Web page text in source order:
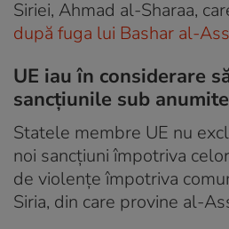
Siriei, Ahmad al-Sharaa,
după fuga lui Bashar al-
UE iau în considerare
sancțiunile sub
Statele membre UE nu
noi sancţiuni împotriva
de violenţe împotriva
Siria, din care provine al-